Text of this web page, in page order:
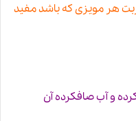
هر مویزى كه باشد مفید
و آب صاف‏كرده آن